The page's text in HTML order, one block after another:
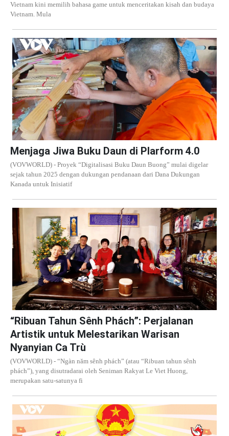
Vietnam kini memilih bahasa game untuk menceritakan kisah dan budaya
Vietnam. Mula
Menjaga Jiwa Buku Daun di Plarform 4.0
(VOVWORLD) - Proyek “Digitalisasi Buku Daun Buong” mulai digelar
sejak tahun 2025 dengan dukungan pendanaan dari Dana Dukungan
Kanada untuk Inisiatif
“Ribuan Tahun Sênh Phách”: Perjalanan
Artistik untuk Melestarikan Warisan
Nyanyian Ca Trù
(VOVWORLD) - “Ngàn năm sênh phách” (atau “Ribuan tahun sênh
phách”), yang disutradarai oleh Seniman Rakyat Le Viet Huong,
merupakan satu-satunya fi